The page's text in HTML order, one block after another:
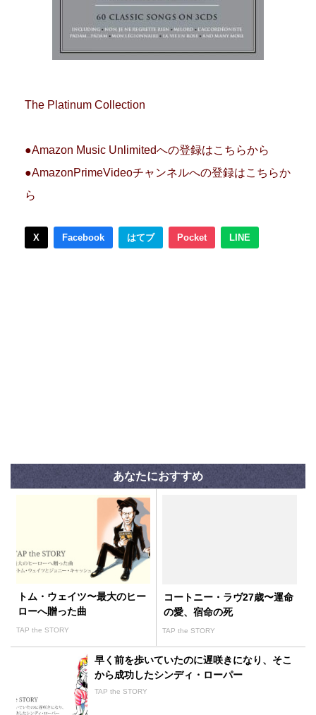
The Platinum Collection
●Amazon Music Unlimitedへの登録はこちらから
●AmazonPrimeVideoチャンネルへの登録はこちらか
ら
X Facebook はてブ Pocket LINE
あなたにおすすめ
トム・ウェイツ〜最大のヒー
ローへ贈った曲
TAP the STORY
コートニー・ラヴ27歳〜運命
の愛、宿命の死
TAP the STORY
早く前を歩いていたのに遅咲きになり、そこ
から成功したシンディ・ローパー
TAP the STORY